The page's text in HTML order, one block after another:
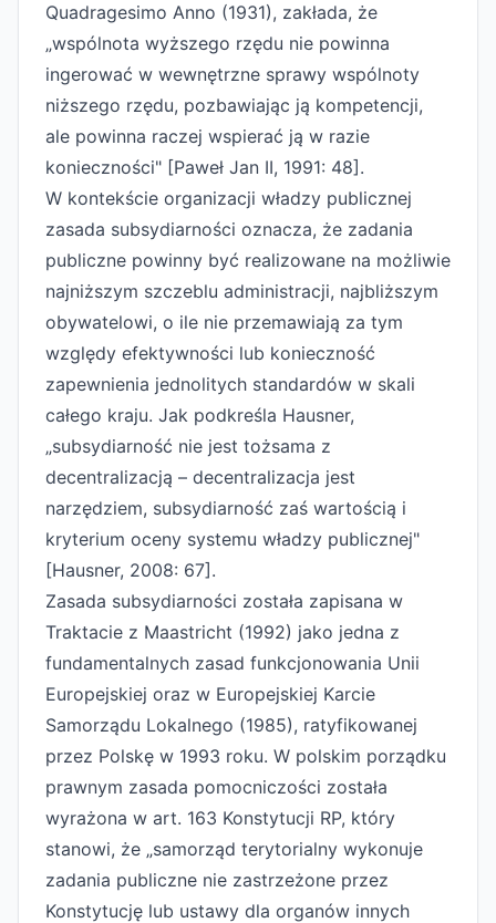
Quadragesimo Anno (1931), zakłada, że
„wspólnota wyższego rzędu nie powinna
ingerować w wewnętrzne sprawy wspólnoty
niższego rzędu, pozbawiając ją kompetencji,
ale powinna raczej wspierać ją w razie
konieczności" [Paweł Jan II, 1991: 48].
W kontekście organizacji władzy publicznej
zasada subsydiarności oznacza, że zadania
publiczne powinny być realizowane na możliwie
najniższym szczeblu administracji, najbliższym
obywatelowi, o ile nie przemawiają za tym
względy efektywności lub konieczność
zapewnienia jednolitych standardów w skali
całego kraju. Jak podkreśla Hausner,
„subsydiarność nie jest tożsama z
decentralizacją – decentralizacja jest
narzędziem, subsydiarność zaś wartością i
kryterium oceny systemu władzy publicznej"
[Hausner, 2008: 67].
Zasada subsydiarności została zapisana w
Traktacie z Maastricht (1992) jako jedna z
fundamentalnych zasad funkcjonowania Unii
Europejskiej oraz w Europejskiej Karcie
Samorządu Lokalnego (1985), ratyfikowanej
przez Polskę w 1993 roku. W polskim porządku
prawnym zasada pomocniczości została
wyrażona w art. 163 Konstytucji RP, który
stanowi, że „samorząd terytorialny wykonuje
zadania publiczne nie zastrzeżone przez
Konstytucję lub ustawy dla organów innych